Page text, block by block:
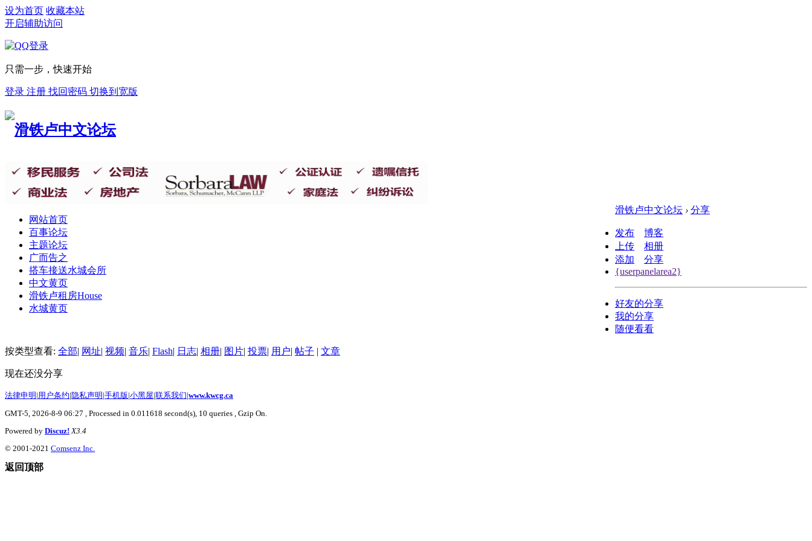
设为首页 收藏本站
开启辅助访问
只需一步，快速开始
登录 注册 找回密码 切换到宽版
网站首页
百事论坛
主题论坛
广而告之
搭车接送水城会所
中文黄页
滑铁卢租房House
水城黄页
滑铁卢中文论坛 › 分享
发布
博客
上传
相册
添加
分享
{userpanelarea2}
好友的分享
我的分享
随便看看
按类型查看: 全部| 网址| 视频| 音乐| Flash| 日志| 相册| 图片| 投票| 用户| 帖子 | 文章
现在还没分享
法律申明 |用户条约|隐私声明 |手机版|小黑屋|联系我们|www.kwcg.ca
GMT-5, 2026-8-9 06:27 , Processed in 0.011618 second(s), 10 queries , Gzip On.
Powered by Discuz! X3.4
© 2001-2021 Comsenz Inc.
返回顶部